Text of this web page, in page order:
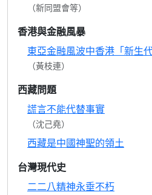
（新同盟會等）
香港與金融風暴
東亞金融風波中香港「新生
（黃枝連）
西藏問題
謊言不能代替事實
（沈己堯）
西藏是中國神聖的領土
台灣現代史
二二八精神永垂不朽